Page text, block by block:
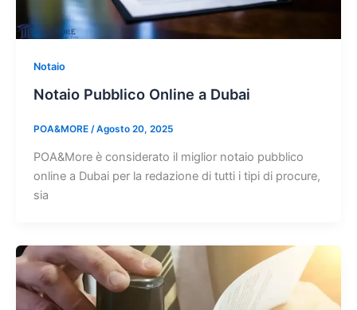
Notaio
Notaio Pubblico Online a Dubai
POA&MORE /Agosto 20, 2025
POA&More è considerato il miglior notaio pubblico
online a Dubai per la redazione di tutti i tipi di procure,
sia